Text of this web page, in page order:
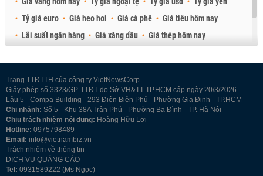
Tỷ giá euro
Giá heo hơi Giá cà phê
Giá tiêu hôm nay
Lãi suất ngân hàng
Giá xăng dầu
Giá thép hôm nay
Trang TTĐTTH của công ty VietNewsCorp
Giấy phép số 3323/GP-TTĐT do Sở VH&TT TP.HCM cấp ngày 20/3/2026
Lầu 5 - Compa Building - 293 Điện Biên Phủ - Phường Gia Định - TP.HCM
Chi nhánh: Số 5 - Khu 38A Trần Phú - Phường Ba Đình - TP. Hà Nội
Chịu trách nhiệm nội dung: Hoàng Hữu Lợi
Hotline: 0975798489
Email: info@vietnambiz.vn
Trách nhiệm về thông tin
DỊCH VỤ QUẢNG CÁO
Tel: 0931589222 (Ms Ngọc)